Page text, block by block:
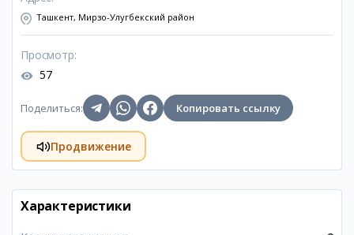
Ташкент, Мирзо-Улугбекский район
Просмотр:
57
Поделиться: Копировать ссылку
Продвижение
Характеристики